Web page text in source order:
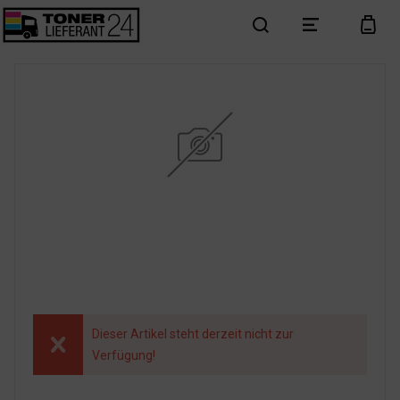
search menu cart
Dieser Artikel steht derzeit nicht zur
Verfügung!